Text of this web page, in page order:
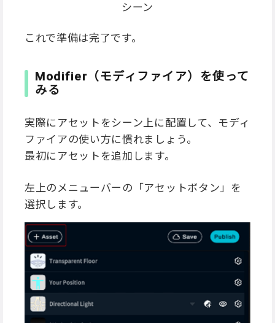
シーン
これで準備は完了です。
Modifier（モディファイア）を使って
みる
実際にアセットをシーン上に配置して、モディ
ファイアの使い方に慣れましょう。
最初にアセットを追加します。
左上のメニューバーの「アセットボタン」を
選択します。